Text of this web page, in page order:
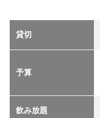
貸切
予算
飲み放題